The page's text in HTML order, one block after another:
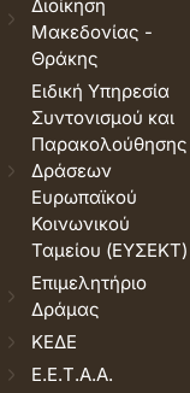
Διοίκηση
Μακεδονίας -
Θράκης
Ειδική Υπηρεσία
Συντονισμού και
Παρακολούθησης
Δράσεων
Ευρωπαϊκού
Κοινωνικού
Ταμείου (ΕΥΣΕΚΤ)
Επιμελητήριο
Δράμας
ΚΕΔΕ
Ε.Ε.Τ.Α.Α.